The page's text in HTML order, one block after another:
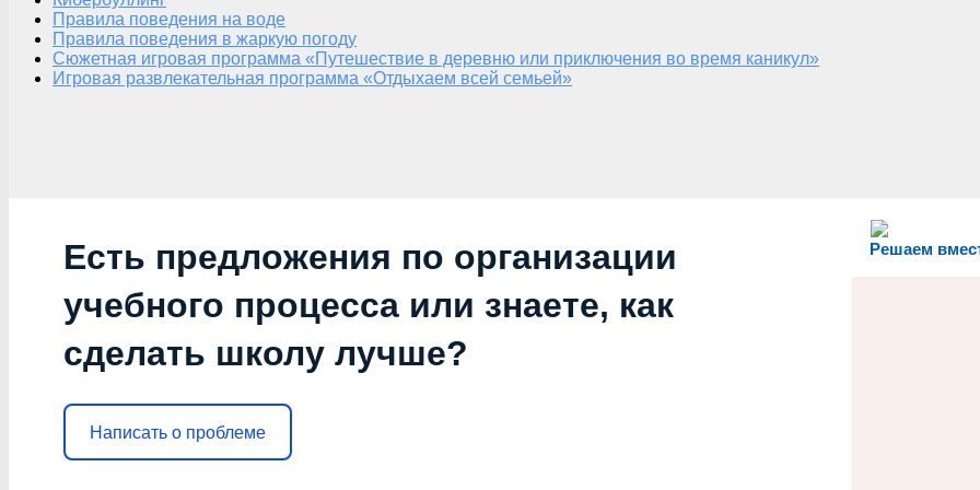
Правила поведения на воде
Правила поведения в жаркую погоду
Сюжетная игровая программа «Путешествие в деревню или приключения во время каникул»
Игровая развлекательная программа «Отдыхаем всей семьей»
Решаем
Есть предложения по организации
учебного процесса или знаете, как
сделать школу лучше?
Написать о проблеме